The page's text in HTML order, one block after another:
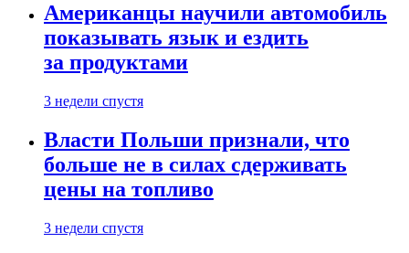
Американцы научили автомобиль
показывать язык и ездить
за продуктами
3 недели спустя
Власти Польши признали, что
больше не в силах сдерживать
цены на топливо
3 недели спустя